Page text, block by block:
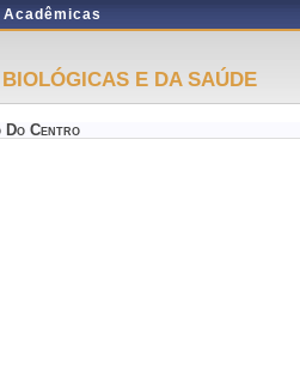
E DA SAÚDE
Do Centro